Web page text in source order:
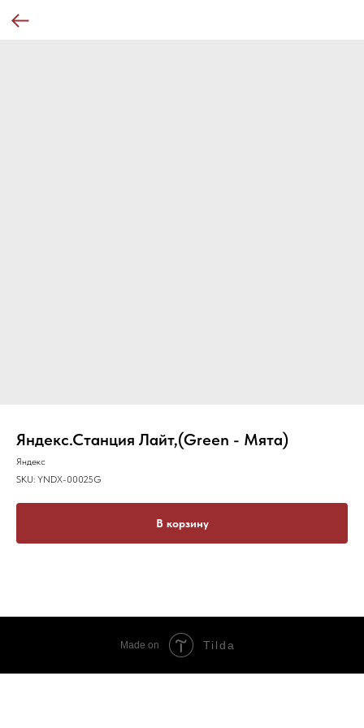
Яндекс.Станция Лайт,(Green - Мята)
Яндекс
SKU: YNDX-00025G
В корзину
Made on Tilda